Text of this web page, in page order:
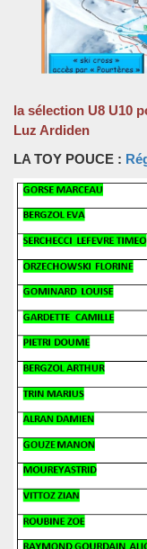
la sélection U8 U10
Luz Ardiden
LA TOY POUCE :